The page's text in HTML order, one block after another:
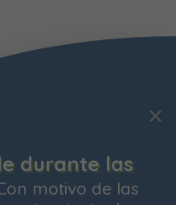
durante las
motivo de las